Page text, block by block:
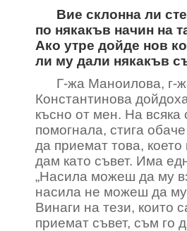
Вие склонна ли
по някакъв начин на
Ако утре дойде нов
ли му дали някакъв
Г-жа Маноилова, г-
Константинова
късно от мен. На всяка
помогнала, стига
да приемат това,
дам като съвет. Има
„Насила можеш да му
насила не можеш да
Винаги на тези, които
приемат съвет, съм го